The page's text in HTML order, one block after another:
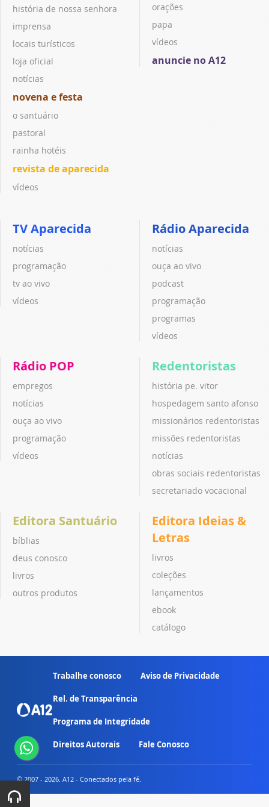
história de nossa senhora
imprensa
locais turísticos
loja oficial
notícias
novena e festa
o santuário
pastoral
rainha hotéis
revista de aparecida
vídeos
orações
papa
vídeos
anuncie no A12
TV Aparecida
notícias
programação
tv ao vivo
vídeos
Rádio Aparecida
notícias
ouça ao vivo
podcast
programação
programas
vídeos
Rádio POP
empregos
notícias
ouça ao vivo
programação
vídeos
Redentoristas
história pe. vitor
hospedagem santo afonso
missionários redentoristas
missões redentoristas
notícias
obras sociais redentoristas
secretariado vocacional
Editora Santuário
bíblias
deus conosco
livros
outros produtos
Editora Ideias &
Letras
livros
coleções
lançamentos
ebook
catálogo
Trabalhe conosco Aviso de Privacidade
Rel. de Transparência
Programa de Integridade
Direitos Autorais Fale Conosco
© 2007 - 2026. A12 - Conectados pela fé.